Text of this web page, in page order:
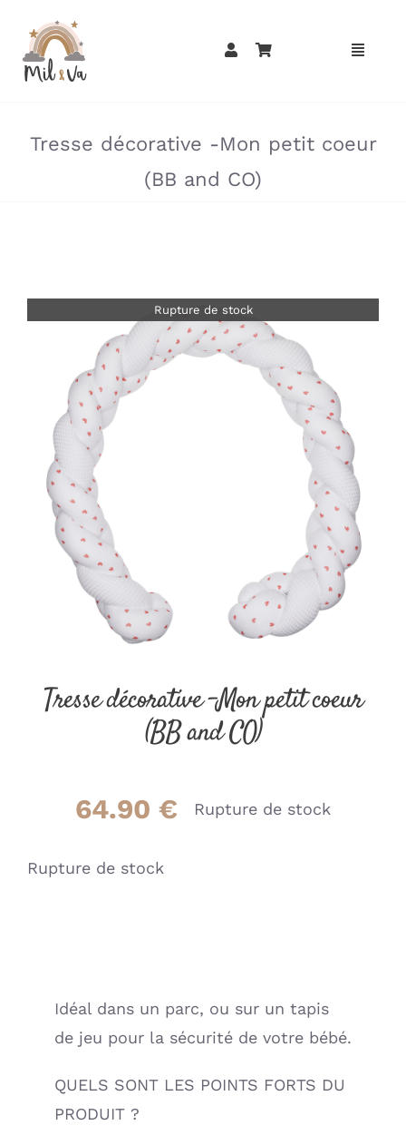
contenu
Tresse décorative -Mon petit coeur
(BB and CO)
Rupture de stock
Tresse décorative -Mon petit coeur
(BB and CO)
64.90 € Rupture de stock
Rupture de stock
Idéal dans un parc, ou sur un tapis
de jeu pour la sécurité de votre bébé.
QUELS SONT LES POINTS FORTS DU
PRODUIT ?